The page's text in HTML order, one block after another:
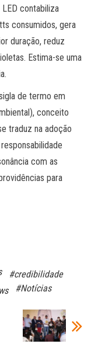
contabiliza
consumidos, gera
duração, reduz
Estima-se uma
de termo em
conceito
traduz na adoção
com as
para
#credibilidade
#Notícias